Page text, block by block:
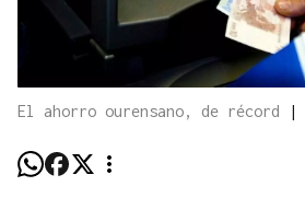
El ahorro ourensano, de récord |